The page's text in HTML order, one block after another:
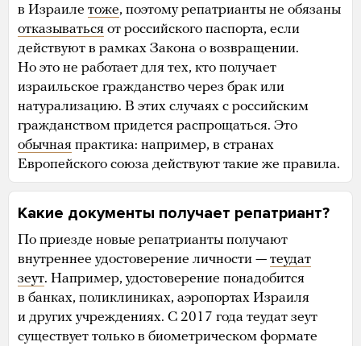
в Израиле тоже, поэтому репатрианты не обязаны
отказываться от российского паспорта, если
действуют в рамках Закона о возвращении.
Но это не работает для тех, кто получает
израильское гражданство через брак или
натурализацию. В этих случаях с российским
гражданством придется распрощаться. Это
обычная практика: например, в странах
Европейского союза действуют такие же правила.
Какие документы получает репатриант?
По приезде новые репатрианты получают
внутреннее удостоверение личности — теудат
зеут. Например, удостоверение понадобится
в банках, поликлиниках, аэропортах Израиля
и других учреждениях. С 2017 года теудат зеут
существует только в биометрическом формате